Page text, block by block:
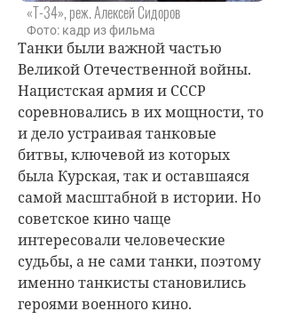
«Т-34», реж. Алексей Сидоров
Фото: кадр из фильма
Танки были важной частью
Великой Отечественной войны.
Нацистская армия и СССР
соревновались в их мощности, то
и дело устраивая танковые
битвы, ключевой из которых
была Курская, так и оставшаяся
самой масштабной в истории. Но
советское кино чаще
интересовали человеческие
судьбы, а не сами танки, поэтому
именно танкисты становились
героями военного кино.